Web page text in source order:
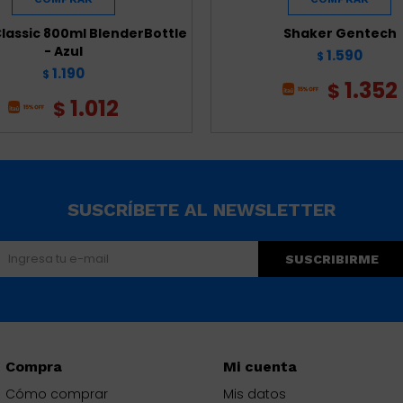
800ml BlenderBottle
- Azul
$ 1.190
$1.012
Shaker Gentech
$ 1.590
$1.352
Compra
Cómo comprar
Mi cuenta
Mis datos
SUSCRÍBETE AL NEWSLETTER
SUSCRIBIRME